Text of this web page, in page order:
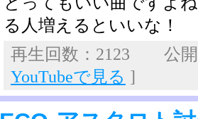
る人増えるといいな！
再生回数：2123 公
YouTubeで見る ]